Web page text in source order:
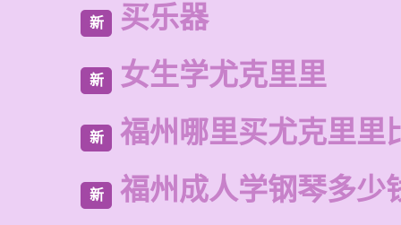
新 买乐器
新 女生学尤克里里
新 福州哪里买尤克里里
新 福州成人学钢琴多少